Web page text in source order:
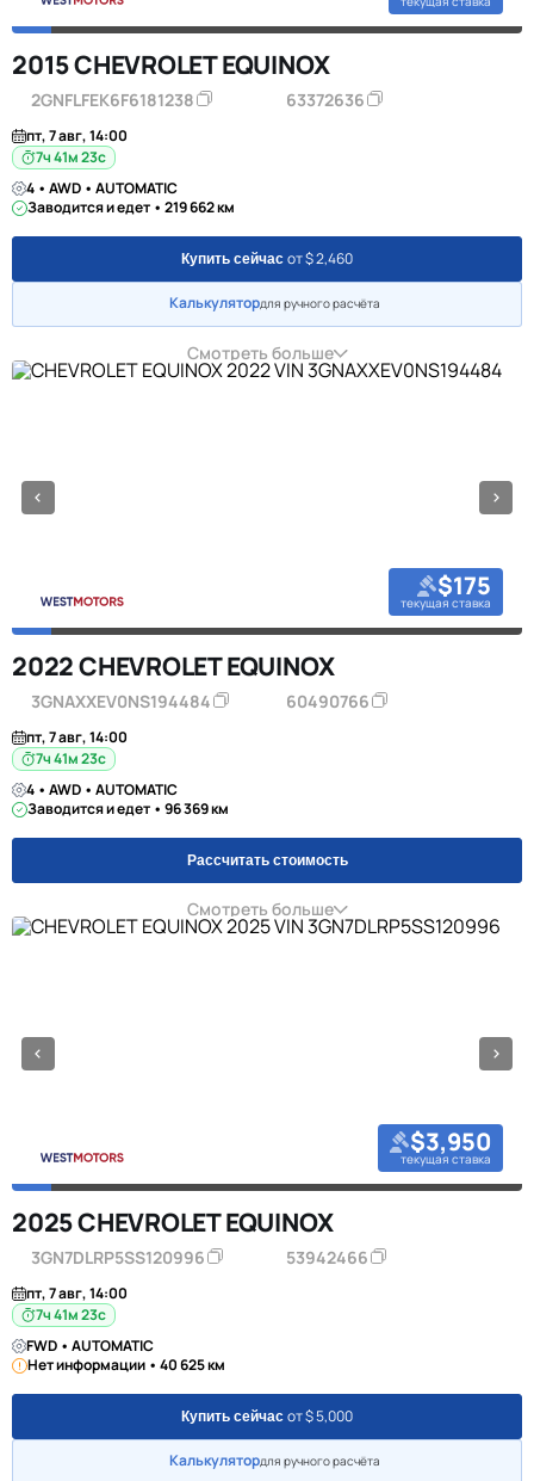
2015 CHEVROLET EQUINOX
2GNFLFEK6F6181238 63372636
пт, 7 авг, 14:00
7ч 41м 23с
4 • AWD • AUTOMATIC
Заводится и едет • 219 662 км
Купить сейчас от $ 2,460
Калькулятордля ручного расчёта
Смотреть больше
$175
текущая ставка
2022 CHEVROLET EQUINOX
3GNAXXEV0NS194484 60490766
пт, 7 авг, 14:00
7ч 41м 23с
4 • AWD • AUTOMATIC
Заводится и едет • 96 369 км
Рассчитать стоимость
Смотреть больше
$3,950
текущая ставка
2025 CHEVROLET EQUINOX
3GN7DLRP5SS120996 53942466
пт, 7 авг, 14:00
7ч 41м 23с
FWD • AUTOMATIC
Нет информации • 40 625 км
Купить сейчас от $ 5,000
Калькулятордля ручного расчёта